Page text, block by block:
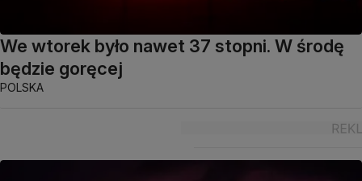
We wtorek było nawet 37 stopni. W środę
będzie goręcej
POLSKA